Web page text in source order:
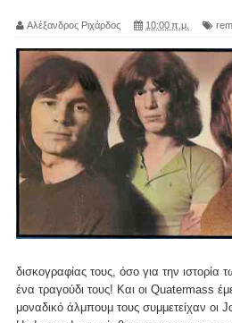
Αλέξανδρος Ριχάρδος 10:00 π.μ.
δισκογραφίας τους, όσο για την
ένα τραγούδι τους! Και οι Quatermass
μοναδικό άλμπουμ τους συμμετείχαν οι